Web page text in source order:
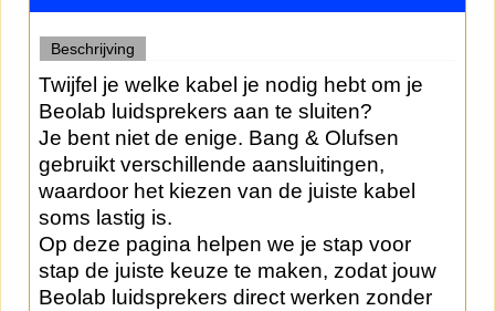
Beschrijving
Twijfel je welke kabel je nodig hebt om je
Beolab luidsprekers aan te sluiten?
Je bent niet de enige. Bang & Olufsen
gebruikt verschillende aansluitingen,
waardoor het kiezen van de juiste kabel
soms lastig is.
Op deze pagina helpen we je stap voor
stap de juiste keuze te maken, zodat jouw
Beolab luidsprekers direct werken zonder